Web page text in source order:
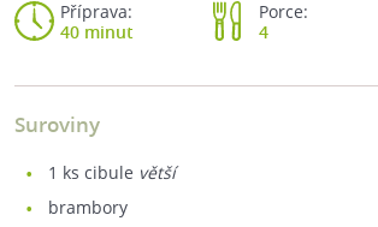
Příprava:
40 minut
Porce:
4
Suroviny
1 ks cibule větší
brambory